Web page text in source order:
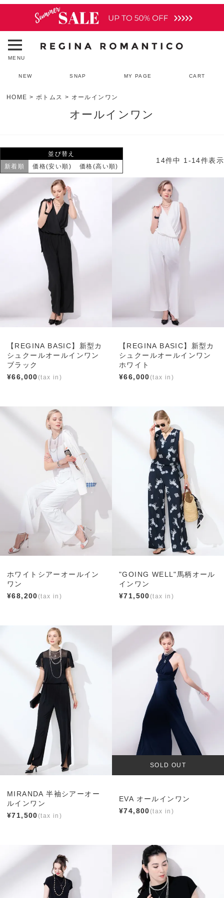
MENU
NEW SNAP MY PAGE CART
HOME ボトムス オールインワン
オールインワン
並び替え
新着順
価格(安い順) 価格(高い順)
14件中 1 -14件表示
【REGINA BASIC】新型カ
シュクールオールインワン
ブラック
¥66,000
【REGINA BASIC】新型カ
シュクールオールインワン
ホワイト
¥66,000
ホワイトシアーオールイン
ワン
¥68,200
"GOING WELL"馬柄オール
インワン
¥71,500
MIRANDA 半袖シアーオー
ルインワン
¥71,500
SOLD OUT
EVA オールインワン
¥74,800